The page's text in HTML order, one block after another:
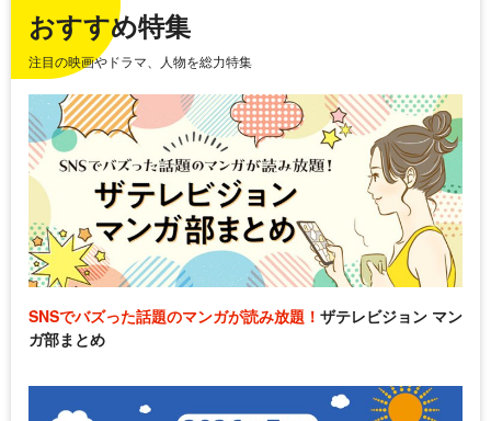
おすすめ特集
注目の映画やドラマ、人物を総力特集
SNSでバズった話題のマンガが読み放題！ ザテレビジョン マン
ガ部まとめ